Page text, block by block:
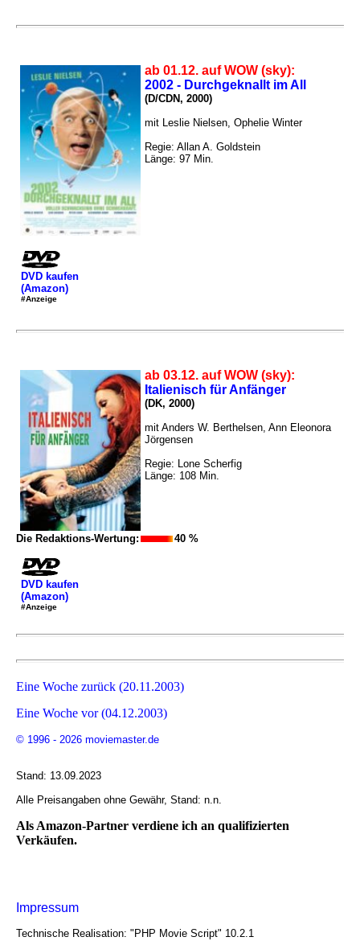
ab 01.12. auf WOW (sky):
2002 - Durchgeknallt im All
(D/CDN, 2000)
mit Leslie Nielsen, Ophelie Winter
Regie: Allan A. Goldstein
Länge: 97 Min.
DVD kaufen
(Amazon)
#Anzeige
ab 03.12. auf WOW (sky):
Italienisch für Anfänger
(DK, 2000)
mit Anders W. Berthelsen, Ann Eleonora
Jörgensen
Regie: Lone Scherfig
Länge: 108 Min.
Die Redaktions-Wertung: 40 %
DVD kaufen
(Amazon)
#Anzeige
Eine Woche zurück (20.11.2003)
Eine Woche vor (04.12.2003)
© 1996 - 2026 moviemaster.de
Stand: 13.09.2023
Alle Preisangaben ohne Gewähr, Stand: n.n.
Als Amazon-Partner verdiene ich an qualifizierten
Verkäufen.
Impressum
Technische Realisation: "PHP Movie Script" 10.2.1